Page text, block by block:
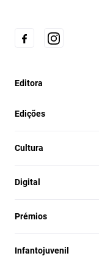
Editora
Edições
Cultura
Digital
Prémios
Infantojuvenil